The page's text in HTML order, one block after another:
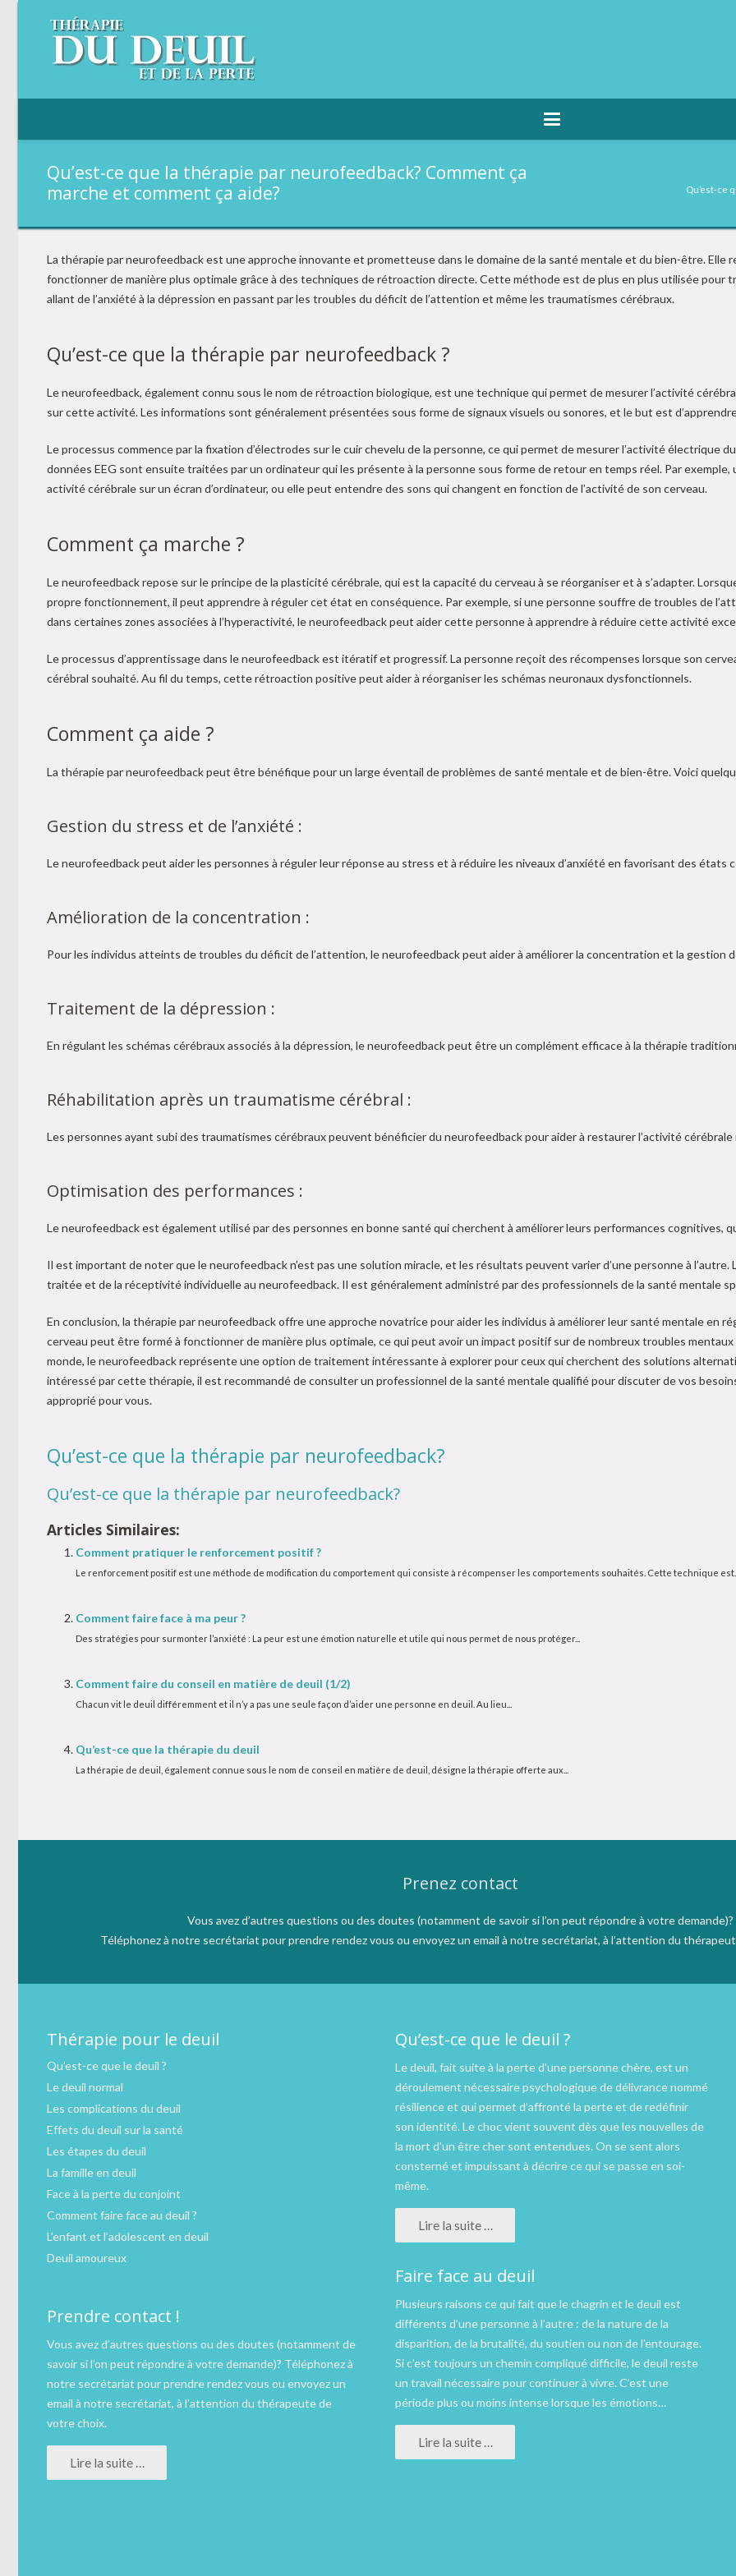
Qu’est-ce que la thérapie par neurofeedback? Comment ça
marche et comment ça aide?
Qu’est-ce
La thérapie par neurofeedback est une approche innovante et prometteuse dans le domaine de la santé mentale et du bien-être. Elle
fonctionner de manière plus optimale grâce à des techniques de rétroaction directe. Cette méthode est de plus en plus utilisée pour
allant de l’anxiété à la dépression en passant par les troubles du déficit de l’attention et même les traumatismes cérébraux.
Qu’est-ce que la thérapie par neurofeedback ?
Le neurofeedback, également connu sous le nom de rétroaction biologique, est une technique qui permet de mesurer l’activité
sur cette activité. Les informations sont généralement présentées sous forme de signaux visuels ou sonores, et le but est
Le processus commence par la fixation d’électrodes sur le cuir chevelu de la personne, ce qui permet de mesurer l’activité électrique
données EEG sont ensuite traitées par un ordinateur qui les présente à la personne sous forme de retour en temps réel. Par
activité cérébrale sur un écran d’ordinateur, ou elle peut entendre des sons qui changent en fonction de l’activité de son cerveau.
Comment ça marche ?
Le neurofeedback repose sur le principe de la plasticité cérébrale, qui est la capacité du cerveau à se réorganiser et à s’adapter.
propre fonctionnement, il peut apprendre à réguler cet état en conséquence. Par exemple, si une personne souffre de troubles de
dans certaines zones associées à l’hyperactivité, le neurofeedback peut aider cette personne à apprendre à réduire cette activité
Le processus d’apprentissage dans le neurofeedback est itératif et progressif. La personne reçoit des récompenses lorsque son
cérébral souhaité. Au fil du temps, cette rétroaction positive peut aider à réorganiser les schémas neuronaux dysfonctionnels.
Comment ça aide ?
La thérapie par neurofeedback peut être bénéfique pour un large éventail de problèmes de santé mentale et de bien-être. Voici
Gestion du stress et de l’anxiété :
Le neurofeedback peut aider les personnes à réguler leur réponse au stress et à réduire les niveaux d’anxiété en favorisant des états
Amélioration de la concentration :
Pour les individus atteints de troubles du déficit de l’attention, le neurofeedback peut aider à améliorer la concentration et la gestion
Traitement de la dépression :
En régulant les schémas cérébraux associés à la dépression, le neurofeedback peut être un complément efficace à la thérapie
Réhabilitation après un traumatisme cérébral :
Les personnes ayant subi des traumatismes cérébraux peuvent bénéficier du neurofeedback pour aider à restaurer l’activité
Optimisation des performances :
Le neurofeedback est également utilisé par des personnes en bonne santé qui cherchent à améliorer leurs performances cognitives,
Il est important de noter que le neurofeedback n’est pas une solution miracle, et les résultats peuvent varier d’une personne à
traitée et de la réceptivité individuelle au neurofeedback. Il est généralement administré par des professionnels de la santé mentale
En conclusion, la thérapie par neurofeedback offre une approche novatrice pour aider les individus à améliorer leur santé mentale en
cerveau peut être formé à fonctionner de manière plus optimale, ce qui peut avoir un impact positif sur de nombreux troubles
monde, le neurofeedback représente une option de traitement intéressante à explorer pour ceux qui cherchent des solutions
intéressé par cette thérapie, il est recommandé de consulter un professionnel de la santé mentale qualifié pour discuter de vos
approprié pour vous.
Qu’est-ce que la thérapie par neurofeedback?
Qu’est-ce que la thérapie par neurofeedback?
Articles Similaires:
Comment pratiquer le renforcement positif ?
Le renforcement positif est une méthode de modification du comportement qui consiste à récompenser les comportements souhaités. Cette technique
Comment faire face à ma peur ?
Des stratégies pour surmonter l’anxiété : La peur est une émotion naturelle et utile qui nous permet de nous protéger...
Comment faire du conseil en matière de deuil (1/2)
Chacun vit le deuil différemment et il n’y a pas une seule façon d’aider une personne en deuil. Au lieu...
Qu’est-ce que la thérapie du deuil
La thérapie de deuil, également connue sous le nom de conseil en matière de deuil, désigne la thérapie offerte aux...
Prenez contact
Vous avez d’autres questions ou des doutes (notamment de savoir si l’on peut répondre à votre demande)?
Téléphonez à notre secrétariat pour prendre rendez vous ou envoyez un email à notre secrétariat, à l’attention du
Thérapie pour le deuil
Qu’est-ce que le deuil ?
Le deuil normal
Les complications du deuil
Effets du deuil sur la santé
Les étapes du deuil
La famille en deuil
Face à la perte du conjoint
Comment faire face au deuil ?
L’enfant et l’adolescent en deuil
Deuil amoureux
Prendre contact !
Vous avez d’autres questions ou des doutes (notamment de
savoir si l’on peut répondre à votre demande)? Téléphonezà
notre secrétariat pour prendre rendez vous ou envoyez un
email à notre secrétariat, à l’attention du thérapeute de
votre choix.
Lire la suite …
Qu’est-ce que le deuil ?
Le deuil, fait suite à la perte d’une personne chère, est un
déroulement nécessaire psychologique de délivrance nommé
résilience et qui permet d’affronté la perte et de redéfinir
son identité. Le choc vient souvent dès que les nouvelles de
la mort d’un être cher sont entendues. On se sent alors
consterné et impuissant à décrire ce qui se passe en soi-
même.
Lire la suite …
Faire face au deuil
Plusieurs raisons ce qui fait que le chagrin et le deuil est
différents d’une personne à l’autre : de la nature de la
disparition, de la brutalité, du soutien ou non de l’entourage.
Si c’est toujours un chemin compliqué difficile, le deuil reste
un travail nécessaire pour continuer à vivre. C’est une
période plus ou moins intense lorsque les émotions…
Lire la suite …